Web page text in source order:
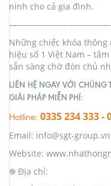
ninh cho cả gia đình.
Những chiếc khóa
hiệu số 1 Việt Nam –
sẵn sàng chờ đón chủ
LIÊN HỆ NGAY VỚI CHÚNG
GIẢI PHÁP MIỄN PHÍ:
Hotline: 0335 234 333 -
Email: info@sgt-group.vn
Website:
֎ Địa chỉ: